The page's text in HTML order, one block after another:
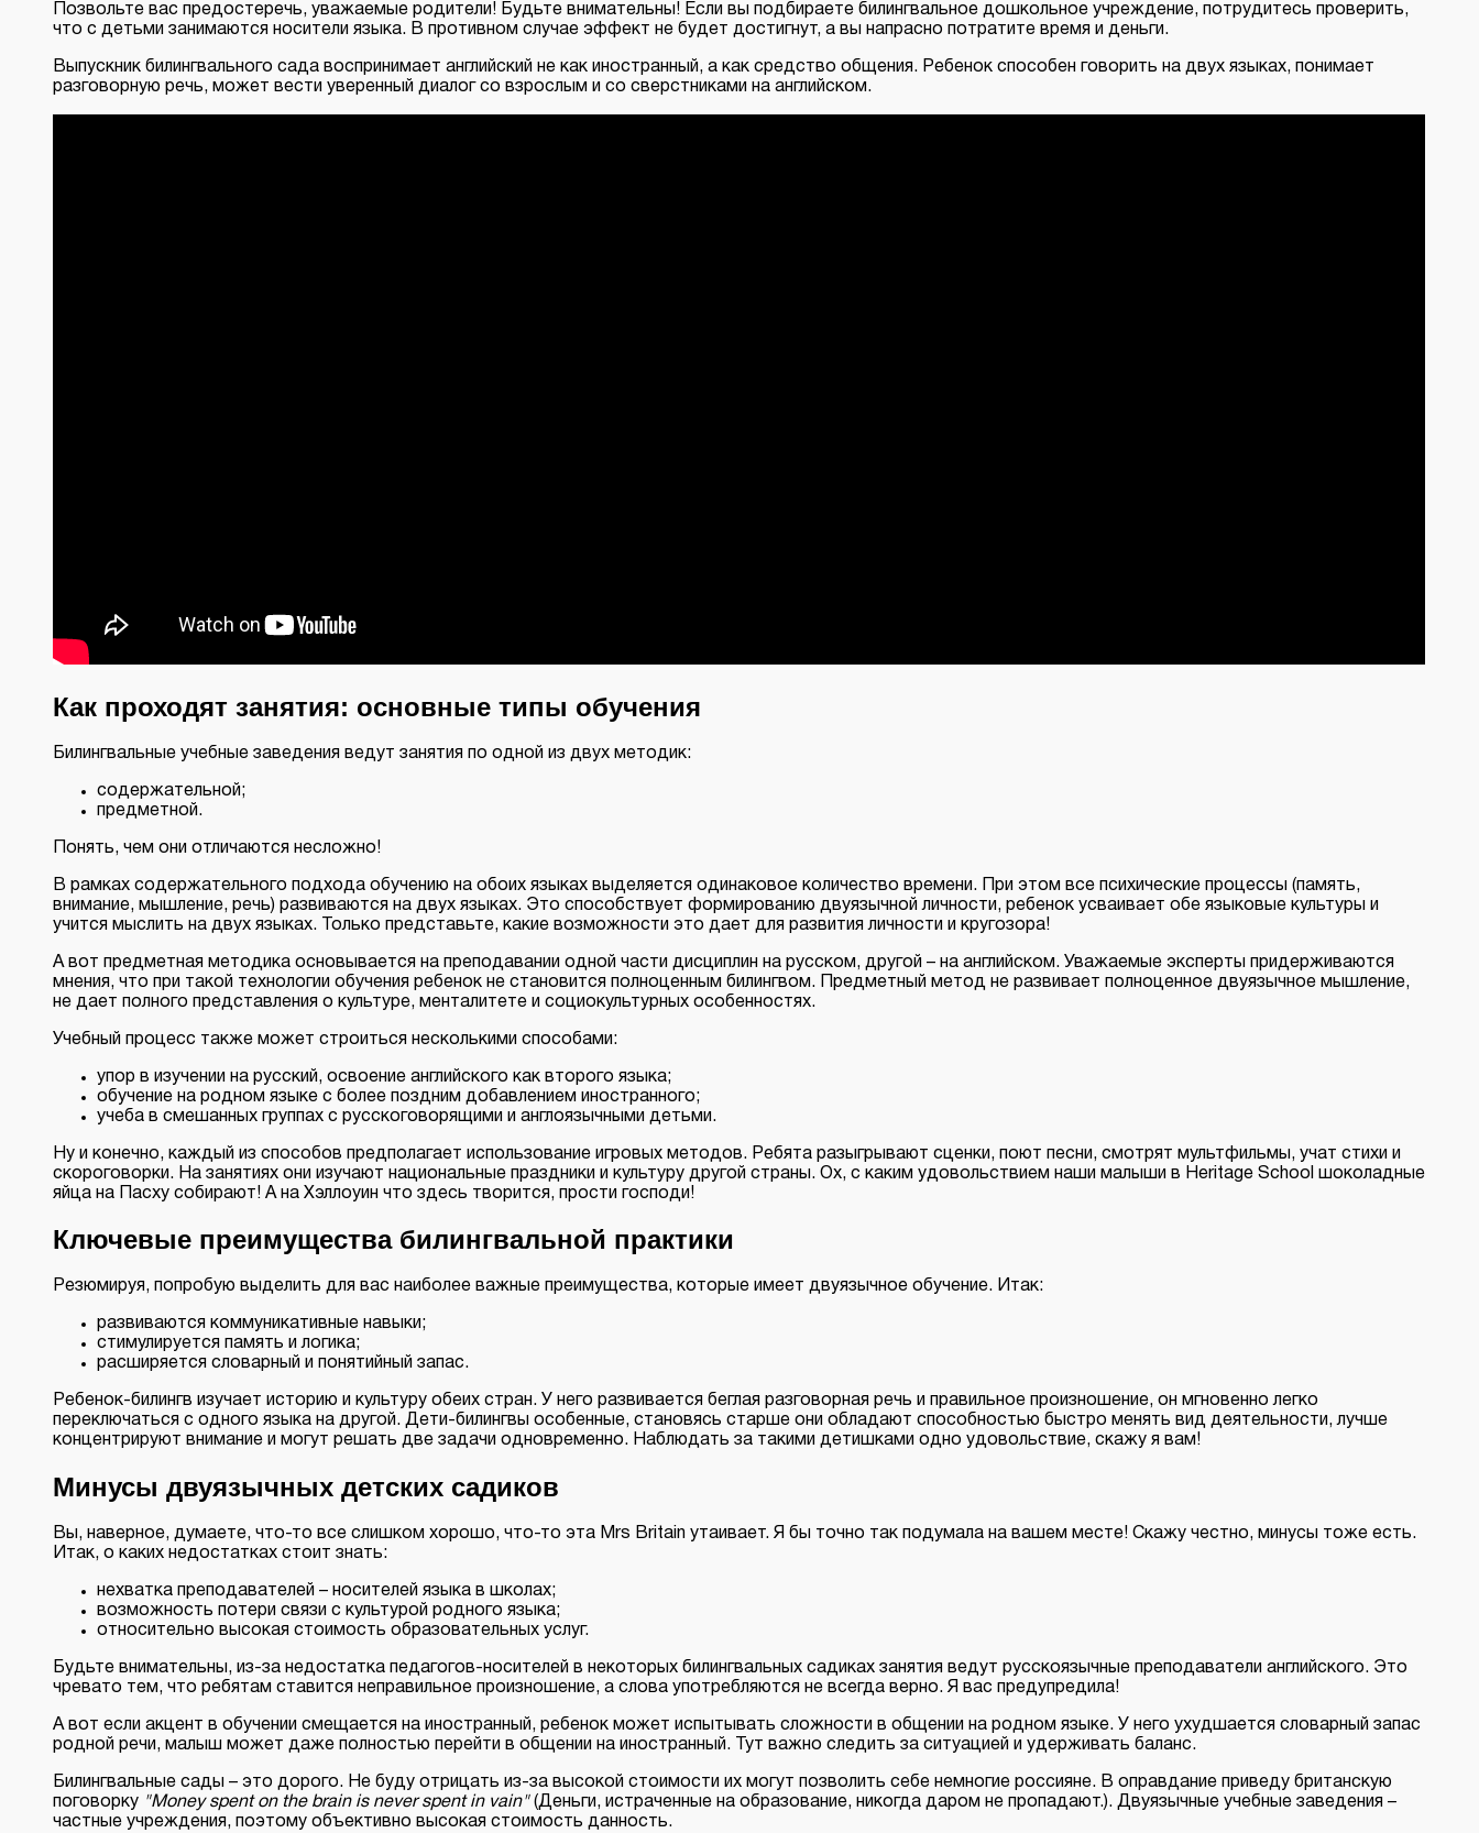
Позвольте вас предостеречь, уважаемые родители! Будьте внимательны! Если вы подбираете билингвальное дошкольное учреждение, потрудитесь проверить,
что с детьми занимаются носители языка. В противном случае эффект не будет достигнут, а вы напрасно потратите время и деньги.
Выпускник билингвального сада воспринимает английский не как иностранный, а как средство общения. Ребенок способен говорить на двух языках, понимает
разговорную речь, может вести уверенный диалог со взрослым и со сверстниками на английском.
Как проходят занятия: основные типы обучения
Билингвальные учебные заведения ведут занятия по одной из двух методик:
содержательной;
предметной.
Понять, чем они отличаются несложно!
В рамках содержательного подхода обучению на обоих языках выделяется одинаковое количество времени. При этом все психические процессы (память,
внимание, мышление, речь) развиваются на двух языках. Это способствует формированию двуязычной личности, ребенок усваивает обе языковые культуры и
учится мыслить на двух языках. Только представьте, какие возможности это дает для развития личности и кругозора!
А вот предметная методика основывается на преподавании одной части дисциплин на русском, другой – на английском. Уважаемые эксперты придерживаются
мнения, что при такой технологии обучения ребенок не становится полноценным билингвом. Предметный метод не развивает полноценное двуязычное мышление,
не дает полного представления о культуре, менталитете и социокультурных особенностях.
Учебный процесс также может строиться несколькими способами:
упор в изучении на русский, освоение английского как второго языка;
обучение на родном языке с более поздним добавлением иностранного;
учеба в смешанных группах с русскоговорящими и англоязычными детьми.
Ну и конечно, каждый из способов предполагает использование игровых методов. Ребята разыгрывают сценки, поют песни, смотрят мультфильмы, учат стихи и
скороговорки. На занятиях они изучают национальные праздники и культуру другой страны. Ох, с каким удовольствием наши малыши в Heritage School шоколадные
яйца на Пасху собирают! А на Хэллоуин что здесь творится, прости господи!
Ключевые преимущества билингвальной практики
Резюмируя, попробую выделить для вас наиболее важные преимущества, которые имеет двуязычное обучение. Итак:
развиваются коммуникативные навыки;
стимулируется память и логика;
расширяется словарный и понятийный запас.
Ребенок-билингв изучает историю и культуру обеих стран. У него развивается беглая разговорная речь и правильное произношение, он мгновенно легко
переключаться с одного языка на другой. Дети-билингвы особенные, становясь старше они обладают способностью быстро менять вид деятельности, лучше
концентрируют внимание и могут решать две задачи одновременно. Наблюдать за такими детишками одно удовольствие, скажу я вам!
Минусы двуязычных детских садиков
Вы, наверное, думаете, что-то все слишком хорошо, что-то эта Mrs Britain утаивает. Я бы точно так подумала на вашем месте! Скажу честно, минусы тоже есть.
Итак, о каких недостатках стоит знать:
нехватка преподавателей – носителей языка в школах;
возможность потери связи с культурой родного языка;
относительно высокая стоимость образовательных услуг.
Будьте внимательны, из-за недостатка педагогов-носителей в некоторых билингвальных садиках занятия ведут русскоязычные преподаватели английского. Это
чревато тем, что ребятам ставится неправильное произношение, а слова употребляются не всегда верно. Я вас предупредила!
А вот если акцент в обучении смещается на иностранный, ребенок может испытывать сложности в общении на родном языке. У него ухудшается словарный запас
родной речи, малыш может даже полностью перейти в общении на иностранный. Тут важно следить за ситуацией и удерживать баланс.
Билингвальные сады – это дорого. Не буду отрицать из-за высокой стоимости их могут позволить себе немногие россияне. В оправдание приведу британскую
поговорку "Money spent on the brain is never spent in vain"(Деньги, истраченные на образование, никогда даром не пропадают.). Двуязычные учебные заведения –
частные учреждения, поэтому объективно высокая стоимость данность.